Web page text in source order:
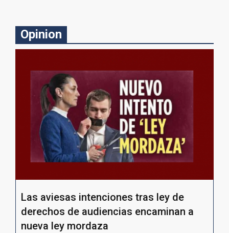
Opinion
Las aviesas intenciones tras ley de
derechos de audiencias encaminan a
nueva ley mordaza